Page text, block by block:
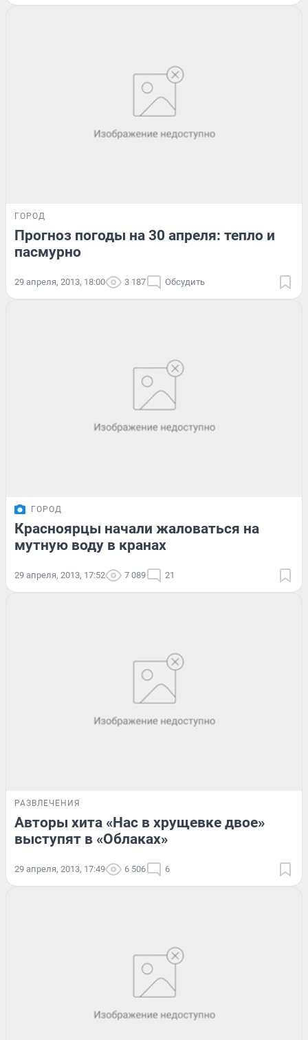
ГОРОД
Прогноз погоды на 30 апреля: тепло и
пасмурно
29 апреля, 2013, 18:00 3 187 Обсудить
ГОРОД
Красноярцы начали жаловаться на
мутную воду в кранах
29 апреля, 2013, 17:52 7 089 21
РАЗВЛЕЧЕНИЯ
Авторы хита «Нас в хрущевке двое»
выступят в «Облаках»
29 апреля, 2013, 17:49 6 506 6